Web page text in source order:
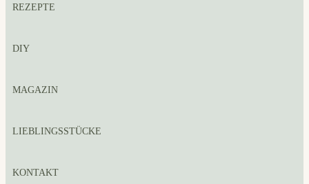
REZEPTE
DIY
MAGAZIN
LIEBLINGSSTÜCKE
KONTAKT